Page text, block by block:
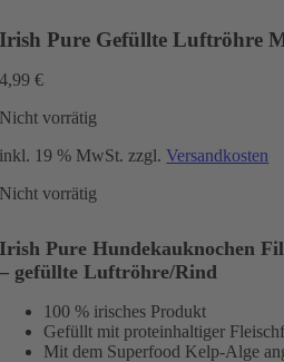
Irish Pure Gefüllte Luftröhre
4,99€
Nicht vorrätig
inkl. 19 % MwSt. zzgl.Versandkosten
Nicht vorrätig
Irish Pure Hundekauknochen
– gefüllte Luftröhre/Rind
100 % irisches Produkt
Gefüllt mit proteinhaltiger
Mit dem Superfood Kelp-Alge